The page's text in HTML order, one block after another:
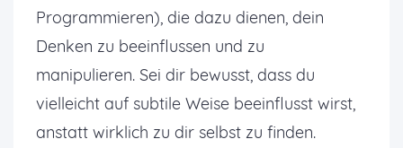
Programmieren), die dazu dienen, dein
Denken zu beeinflussen und zu
manipulieren. Sei dir bewusst, dass du
vielleicht auf subtile Weise beeinflusst wirst,
anstatt wirklich zu dir selbst zu finden.